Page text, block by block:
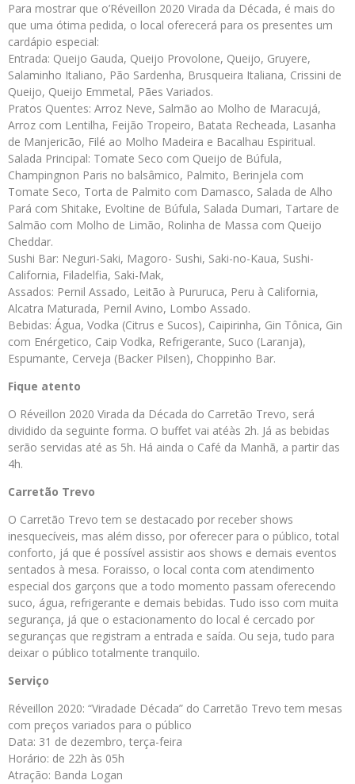
Para mostrar que o’Réveillon 2020 Virada da Década, é mais do
que uma ótima pedida, o local oferecerá para os presentes um
cardápio especial:
Entrada: Queijo Gauda, Queijo Provolone, Queijo, Gruyere,
Salaminho Italiano, Pão Sardenha, Brusqueira Italiana, Crissini de
Queijo, Queijo Emmetal, Pães Variados.
Pratos Quentes: Arroz Neve, Salmão ao Molho de Maracujá,
Arroz com Lentilha, Feijão Tropeiro, Batata Recheada, Lasanha
de Manjericão, Filé ao Molho Madeira e Bacalhau Espiritual.
Salada Principal: Tomate Seco com Queijo de Búfula,
Champingnon Paris no balsâmico, Palmito, Berinjela com
Tomate Seco, Torta de Palmito com Damasco, Salada de Alho
Pará com Shitake, Evoltine de Búfula, Salada Dumari, Tartare de
Salmão com Molho de Limão, Rolinha de Massa com Queijo
Cheddar.
Sushi Bar: Neguri-Saki, Magoro- Sushi, Saki-no-Kaua, Sushi-
California, Filadelfia, Saki-Mak,
Assados: Pernil Assado, Leitão à Pururuca, Peru à California,
Alcatra Maturada, Pernil Avino, Lombo Assado.
Bebidas: Água, Vodka (Citrus e Sucos), Caipirinha, Gin Tônica, Gin
com Enérgetico, Caip Vodka, Refrigerante, Suco (Laranja),
Espumante, Cerveja (Backer Pilsen), Choppinho Bar.
Fique atento
O Réveillon 2020 Virada da Década do Carretão Trevo, será
dividido da seguinte forma. O buffet vai atéàs 2h. Já as bebidas
serão servidas até as 5h. Há ainda o Café da Manhã, a partir das
4h.
Carretão Trevo
O Carretão Trevo tem se destacado por receber shows
inesquecíveis, mas além disso, por oferecer para o público, total
conforto, já que é possível assistir aos shows e demais eventos
sentados à mesa. Foraisso, o local conta com atendimento
especial dos garçons que a todo momento passam oferecendo
suco, água, refrigerante e demais bebidas. Tudo isso com muita
segurança, já que o estacionamento do local é cercado por
seguranças que registram a entrada e saída. Ou seja, tudo para
deixar o público totalmente tranquilo.
Serviço
Réveillon 2020: “Viradade Década” do Carretão Trevo tem mesas
com preços variados para o público
Data: 31 de dezembro, terça-feira
Horário: de 22h às 05h
Atração: Banda Logan